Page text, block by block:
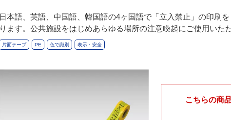
日本語、英語、中国語、韓国語の4ヶ国語で「立入禁止」の印刷
ります。公共施設をはじめあらゆる場所の注意喚起にご使用いた
片面テープ PE 色で識別 表示・安全
こちらの商